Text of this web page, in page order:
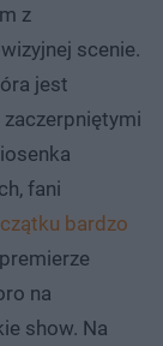
z
scenie.
jest
fani
bardzo
na
show. Na